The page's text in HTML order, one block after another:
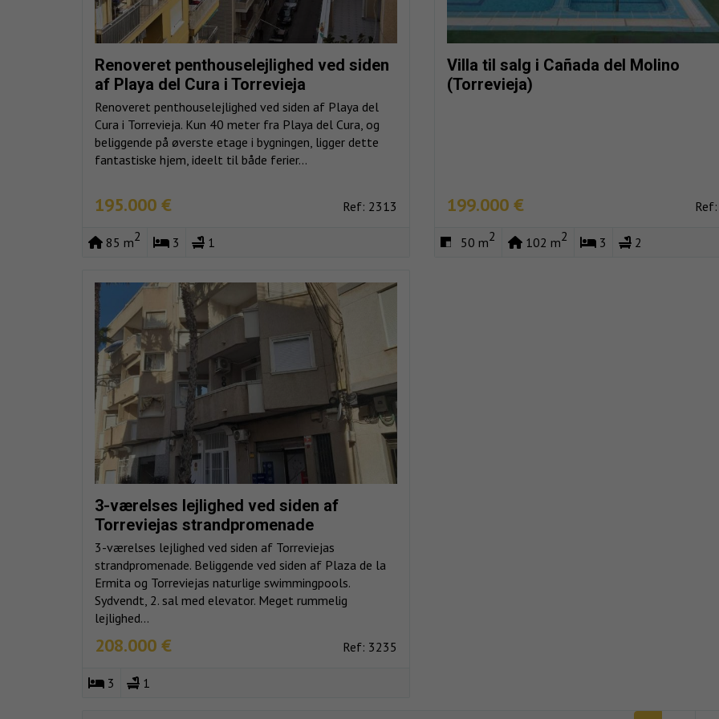
Renoveret penthouselejlighed ved siden
af Playa del Cura i Torrevieja
Renoveret penthouselejlighed ved siden af Playa del
Cura i Torrevieja. Kun 40 meter fra Playa del Cura, og
beliggende på øverste etage i bygningen, ligger dette
fantastiske hjem, ideelt til både ferier...
195.000 € Ref: 2313
85 m2 3 1
Villa til salg i Cañada del Molino
(Torrevieja)
199.000 €
50 m2 102 m2 3 2
3-værelses lejlighed ved siden af
Torreviejas strandpromenade
3-værelses lejlighed ved siden af Torreviejas
strandpromenade. Beliggende ved siden af Plaza de la
Ermita og Torreviejas naturlige swimmingpools.
Sydvendt, 2. sal med elevator. Meget rummelig
lejlighed...
208.000 € Ref: 3235
3 1